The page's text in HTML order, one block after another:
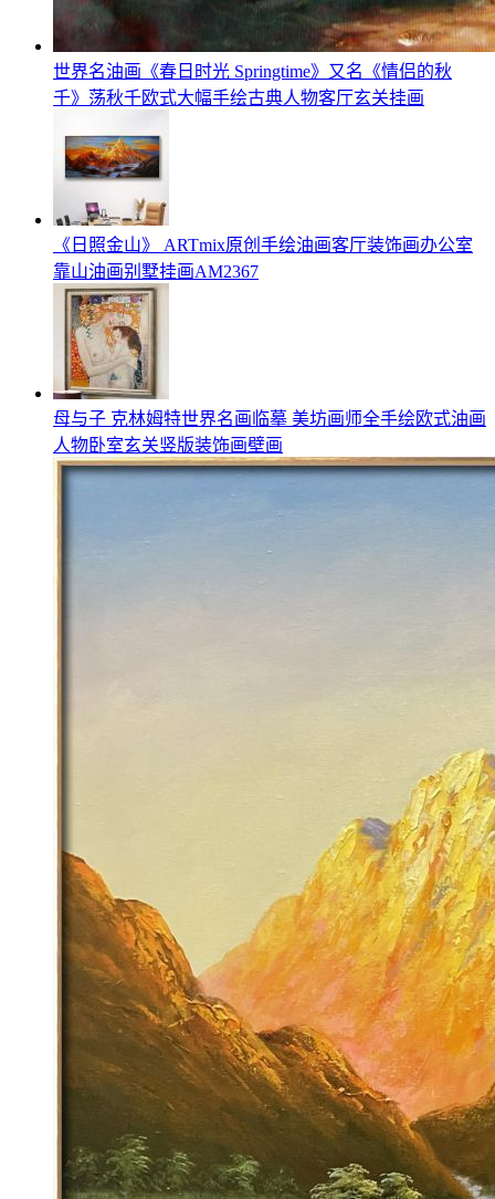
世界名油画《春日时光 Springtime》又名《情侣的秋
千》荡秋千欧式大幅手绘古典人物客厅玄关挂画
《日照金山》 ARTmix原创手绘油画客厅装饰画办公室
靠山油画别墅挂画AM2367
母与子 克林姆特世界名画临摹 美坊画师全手绘欧式油画
人物卧室玄关竖版装饰画壁画